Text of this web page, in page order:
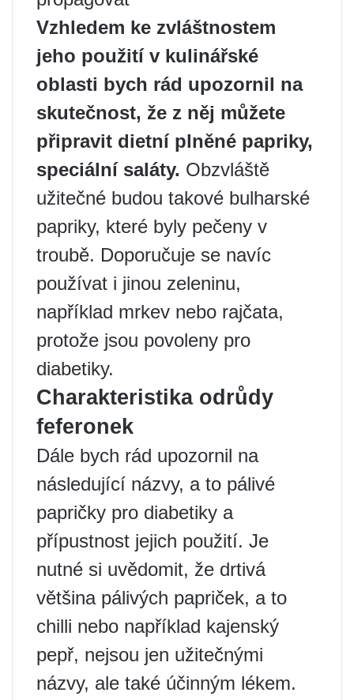
Vzhledem ke zvláštnostem
jeho použití v kulinářské
oblasti bych rád upozornil na
skutečnost, že z něj můžete
připravit dietní plněné papriky,
speciální saláty. Obzvláště
užitečné budou takové bulharské
papriky, které byly pečeny v
troubě. Doporučuje se navíc
používat i jinou zeleninu,
například mrkev nebo rajčata,
protože jsou povoleny pro
diabetiky.
Charakteristika odrůdy
feferonek
Dále bych rád upozornil na
následující názvy, a to pálivé
papričky pro diabetiky a
přípustnost jejich použití. Je
nutné si uvědomit, že drtivá
většina pálivých papriček, a to
chilli nebo například kajenský
pepř, nejsou jen užitečnými
názvy, ale také účinným lékem.